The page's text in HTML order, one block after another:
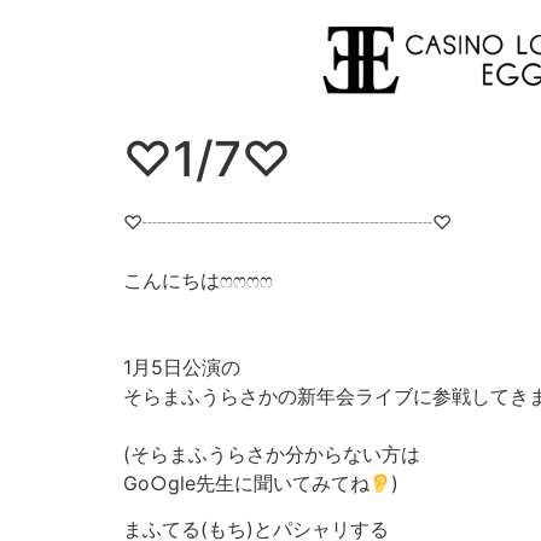
♡1/7♡
♡┈┈┈┈┈┈┈┈┈┈┈┈┈┈┈♡
こんにちは‪ෆ‪‪ෆ‪‪ෆ‪‪ෆ‪
1月5日公演の
そらまふうらさかの新年会ライブに参戦してきま
(そらまふうらさか分からない方は
Go○gle先生に聞いてみてね
)
まふてる(もち)とパシャリする